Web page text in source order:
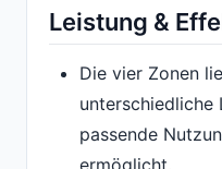
Leistung &
Die vier Zonen
unterschiedliche
passende